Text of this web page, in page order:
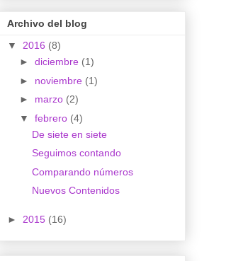
Archivo del blog
▼ 2016 (8)
► diciembre (1)
► noviembre (1)
► marzo (2)
▼ febrero (4)
De siete en siete
Seguimos contando
Comparando números
Nuevos Contenidos
► 2015 (16)